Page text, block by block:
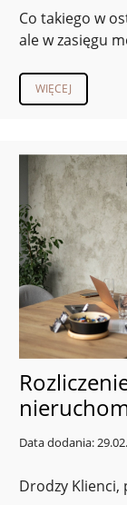
Co takiego w
ale w zasięgu
WIĘCEJ
Data dodania:
Drodzy Klienci,